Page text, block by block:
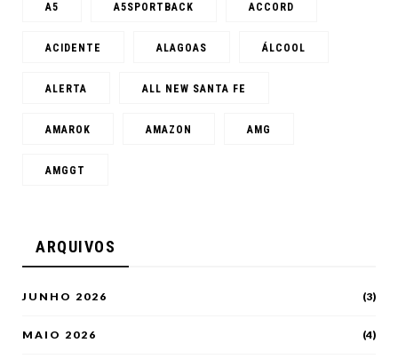
A5 A5SPORTBACK ACCORD
ACIDENTE ALAGOAS ÁLCOOL
ALERTA ALL NEW SANTA FE
AMAROK AMAZON AMG
AMGGT
ARQUIVOS
JUNHO 2026 (3)
MAIO 2026 (4)